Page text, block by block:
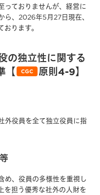
っておりませんが、経営に
ら、2026年5月27日現在、
ります。
の独立性に関する
【
CGC 原則4-9】
外役員を全て独立役員に指
、役員の多様性を重視し
を担う優秀な社外の人財を